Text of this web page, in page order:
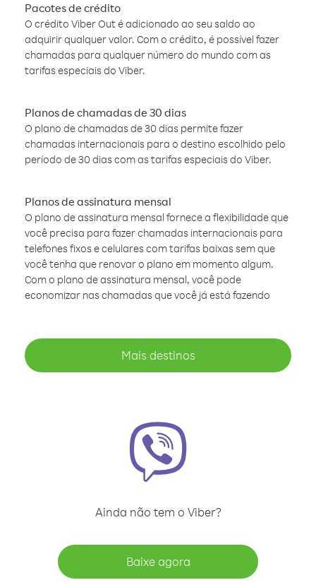
Pacotes de crédito
O crédito Viber Out é adicionado ao seu saldo ao
adquirir qualquer valor. Com o crédito, é possível fazer
chamadas para qualquer número do mundo com as
tarifas especiais do Viber.
Planos de chamadas de 30 dias
O plano de chamadas de 30 dias permite fazer
chamadas internacionais para o destino escolhido pelo
período de 30 dias com as tarifas especiais do Viber.
Planos de assinatura mensal
O plano de assinatura mensal fornece a flexibilidade que
você precisa para fazer chamadas internacionais para
telefones fixos e celulares com tarifas baixas sem que
você tenha que renovar o plano em momento algum.
Com o plano de assinatura mensal, você pode
economizar nas chamadas que você já está fazendo
Mais destinos
Ainda não tem o Viber?
Baixe agora